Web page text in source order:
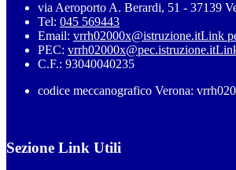
via Aeroporto A. Berardi, 51 - 37139
Tel: 045 569443
Email: vrrh02000x@istruzione.itLink
PEC: vrrh02000x@pec.istruzione.it
C.F.: 93040040235
codice meccanografico Verona:
Sezione Link Utili